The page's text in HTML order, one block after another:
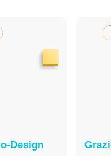
Design